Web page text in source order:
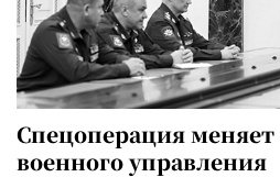
Спецоперация меняет
военного управления